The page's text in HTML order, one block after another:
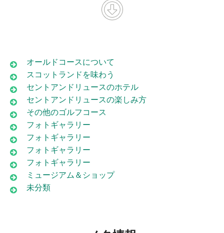
オールドコースについて
スコットランドを味わう
セントアンドリュースのホテル
セントアンドリュースの楽しみ方
その他のゴルフコース
フォトギャラリー
フォトギャラリー
フォトギャラリー
フォトギャラリー
ミュージアム＆ショップ
未分類